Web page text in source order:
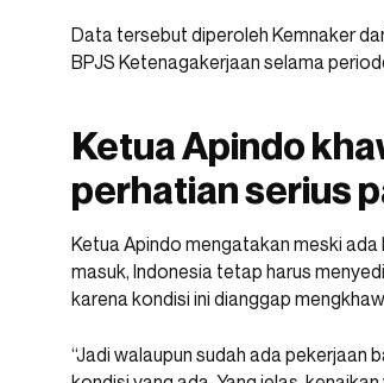
Data tersebut diperoleh Kemnaker
BPJS Ketenagakerjaan selama
Ketua Apindo
perhatian serius
Ketua Apindo mengatakan meski
masuk, Indonesia tetap harus
karena kondisi ini dianggap
“Jadi walaupun sudah ada pekerjaan